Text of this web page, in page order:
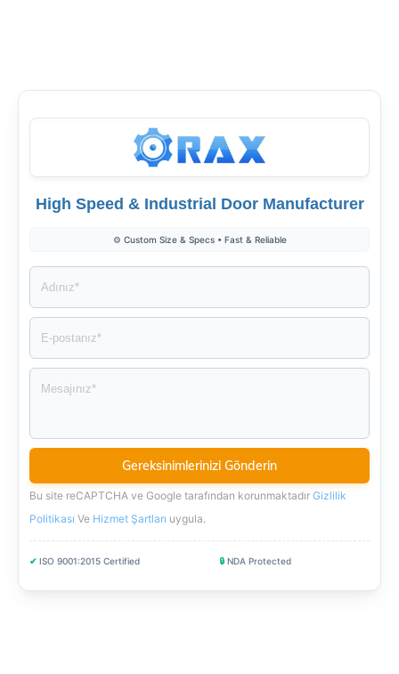
High Speed & Industrial Door Manufacturer
⚙️ Custom Size & Specs • Fast & Reliable
Bu site reCAPTCHA ve Google tarafından korunmaktadır Gizlilik
Politikası Ve Hizmet Şartları uygula.
✔ ISO 9001:2015 Certified 🔒 NDA Protected